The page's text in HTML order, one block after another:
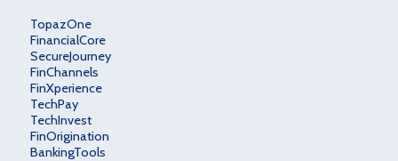
TopazOne
FinancialCore
SecureJourney
FinChannels
FinXperience
TechPay
TechInvest
FinOrigination
BankingTools